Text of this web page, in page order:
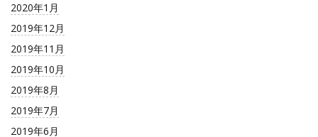
2020年1月
2019年12月
2019年11月
2019年10月
2019年8月
2019年7月
2019年6月